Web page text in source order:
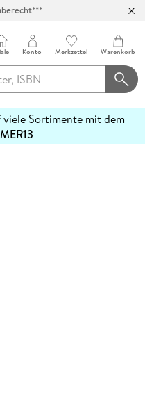
Konto Merkzettel Warenkorb
Sortimente mit dem